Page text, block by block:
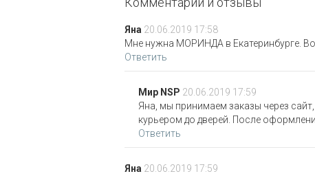
Яна 20.06.2019 17:58
Мне нужна МОРИНДА в Екатеринбурге.
Ответить
Мир NSP 20.06.2019 17:59
Яна, мы принимаем заказы через
курьером до дверей. После
Ответить
Яна 20.06.2019 17:59